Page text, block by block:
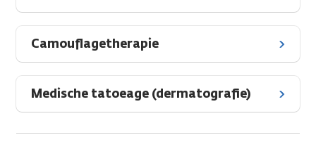
Camouflagetherapie
Medische tatoeage (dermatografie)